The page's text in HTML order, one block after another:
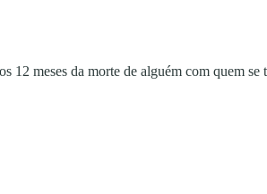
12 meses da morte de alguém com quem